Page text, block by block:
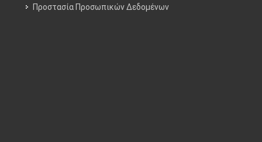
Προστασία Προσωπικών Δεδομένων